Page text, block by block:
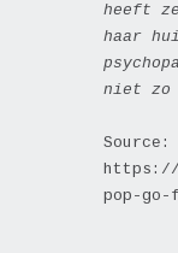
heeft
haar
niet zo
Source:
https://
pop-